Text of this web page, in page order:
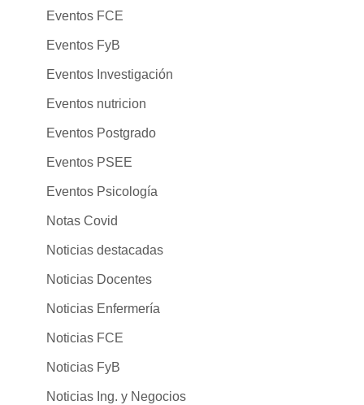
Eventos FCE
Eventos FyB
Eventos Investigación
Eventos nutricion
Eventos Postgrado
Eventos PSEE
Eventos Psicología
Notas Covid
Noticias destacadas
Noticias Docentes
Noticias Enfermería
Noticias FCE
Noticias FyB
Noticias Ing. y Negocios